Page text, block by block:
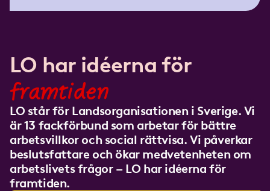
LO har idéerna för
framtiden
LO står för Landsorganisationen i Sverige. Vi
är 13 fackförbund som arbetar för bättre
arbetsvillkor och social rättvisa. Vi påverkar
beslutsfattare och ökar medvetenheten om
arbetslivets frågor – LO har idéerna för
framtiden.